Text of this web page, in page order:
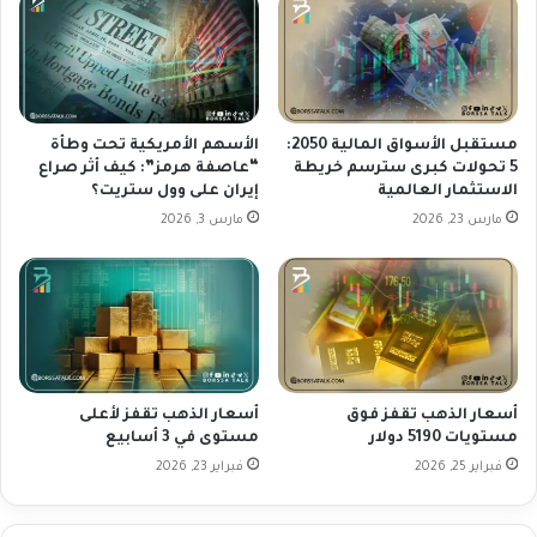
ف
ي
أ
غ
س
س
س
و
ي
ا
ت
ه
م
ب
ا
ل
م
د
مستقبل الأسواق المالية 2050:
5 تحولات كبرى سترسم خريطة
الاستثمار العالمية
مارس 23, 2026
الأسهم الأمريكية تحت وطأة
“عاصفة هرمز”: كيف أثر صراع
إيران على وول ستريت؟
مارس 3, 2026
أسعار الذهب تقفز فوق
مستويات 5190 دولار
فبراير 25, 2026
أسعار الذهب تقفز لأعلى
مستوى في 3 أسابيع
فبراير 23, 2026